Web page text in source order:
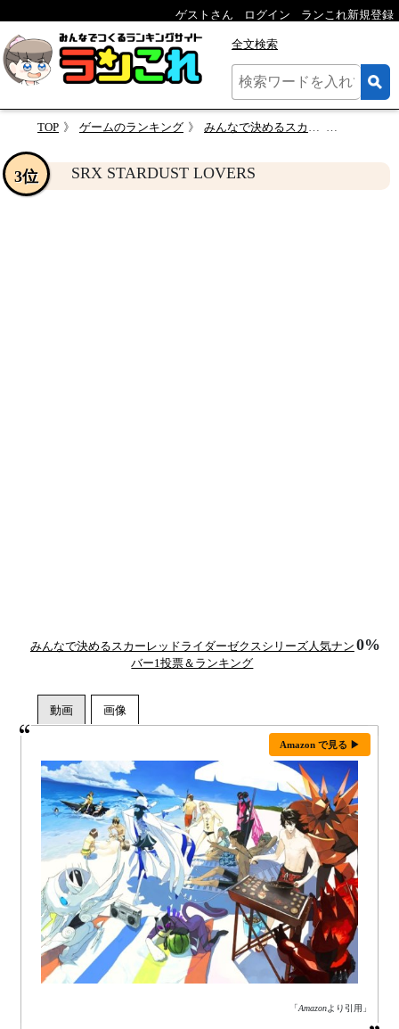
ゲストさん ログイン ランこれ新規登録
全文検索
TOP ゲームのランキング みんなで決めるスカーレッドライダーゼクスシリーズ人気ナンバー1投票＆ランキング
SRX STARDUST LOVERS
3位
みんなで決めるスカーレッドライダーゼクスシリーズ人気ナン
バー1投票＆ランキング
0%
Amazon で見る ▶
「Amazonより引用」